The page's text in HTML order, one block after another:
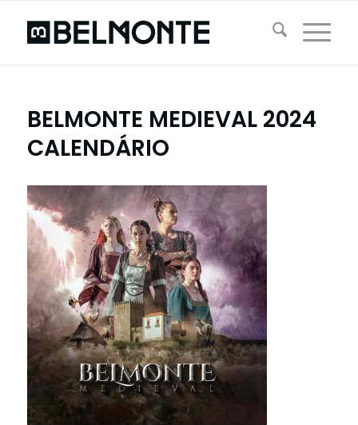
BELMONTE MEDIEVAL 2024
CALENDÁRIO